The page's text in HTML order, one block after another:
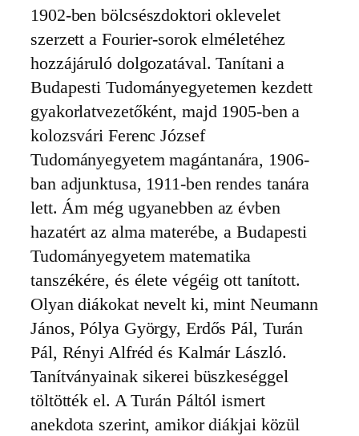
1902-ben bölcsészdoktori oklevelet
szerzett a Fourier-sorok elméletéhez
hozzájáruló dolgozatával. Tanítani a
Budapesti Tudományegyetemen kezdett
gyakorlatvezetőként, majd 1905-ben a
kolozsvári Ferenc József
Tudományegyetem magántanára, 1906-
ban adjunktusa, 1911-ben rendes tanára
lett. Ám még ugyanebben az évben
hazatért az alma materébe, a Budapesti
Tudományegyetem matematika
tanszékére, és élete végéig ott tanított.
Olyan diákokat nevelt ki, mint Neumann
János, Pólya György, Erdős Pál, Turán
Pál, Rényi Alfréd és Kalmár László.
Tanítványainak sikerei büszkeséggel
töltötték el. A Turán Páltól ismert
anekdota szerint, amikor diákjai közül